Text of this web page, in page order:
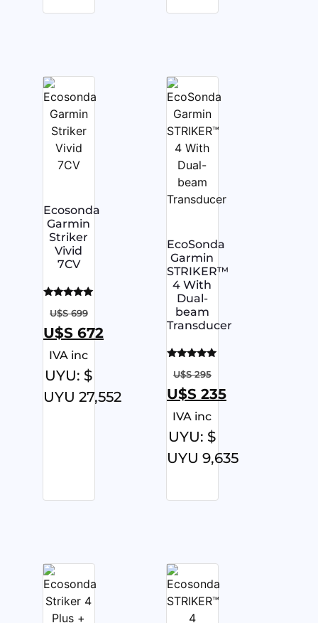
Ecosonda
Garmin
Striker
Vivid
7CV
con
de 5
U$S699
U$S 672
IVA inc
UYU: $
UYU 27,552
EcoSonda
Garmin
STRIKER™
4 With
Dual-
beam
Transducer
con
de 5
U$S295
U$S 235
IVA inc
UYU: $
UYU 9,635